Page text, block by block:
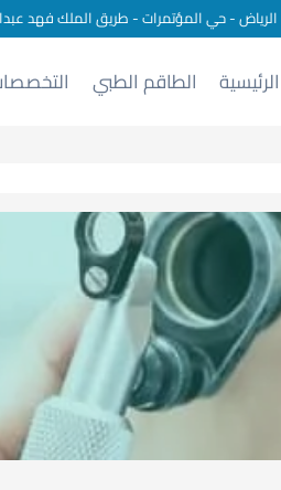
الرياض - حي المؤتمرات - طريق الملك فهد
الرئيسية الطاقم الطبي